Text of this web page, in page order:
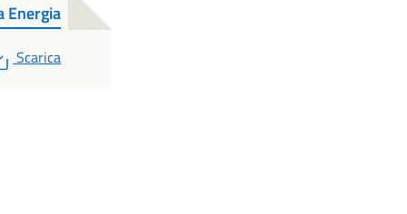
Energia
PDF
Scarica